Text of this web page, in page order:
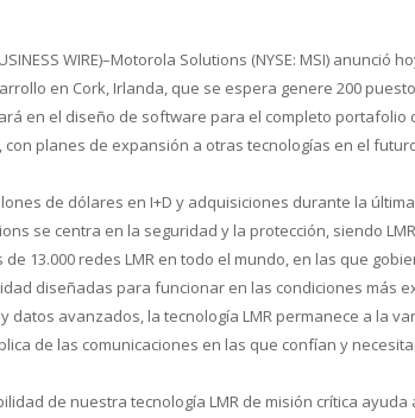
WIRE)–Motorola Solutions (NYSE: MSI)
en Cork, Irlanda, que se espera genere 200
en el diseño de software para el completo portafolio
con planes de expansión a otras tecnologías en el
de dólares en I+D y adquisiciones durante la
se centra en la seguridad y la protección, siendo
13.000 redes LMR en todo el mundo, en las que
diseñadas para funcionar en las condiciones más
datos avanzados, la tecnología LMR permanece a la
de las comunicaciones en las que confían y
de nuestra tecnología LMR de misión crítica